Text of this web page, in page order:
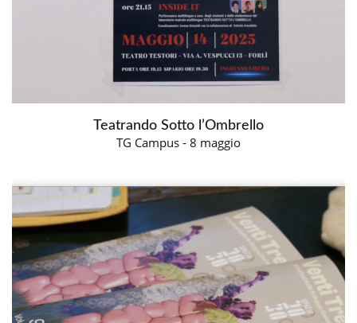
Teatrando Sotto l’Ombrello
TG Campus - 8 maggio